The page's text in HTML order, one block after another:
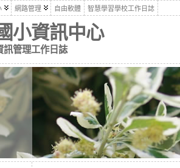
網路管理 自由軟體 智慧學習學校工作日誌
小資訊中心
訊管理工作日誌